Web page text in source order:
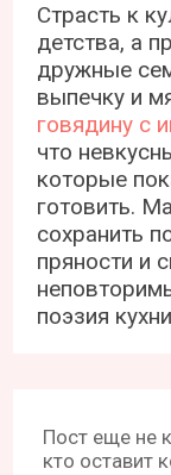
Страсть к
детства, а
дружные
выпечку и
говядину с
что
которые
готовить.
сохранить
пряности и
поэзия
Пост еще не
кто оставит